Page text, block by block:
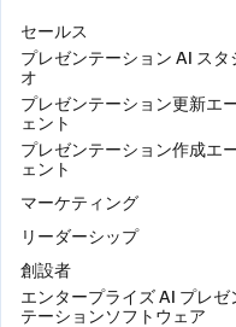
セールス
プレゼンテーション AI スタ
オ
プレゼンテーション更新エ
ェント
プレゼンテーション作成エ
ェント
マーケティング
リーダーシップ
創設者
エンタープライズ AI プレゼ
テーションソフトウェア